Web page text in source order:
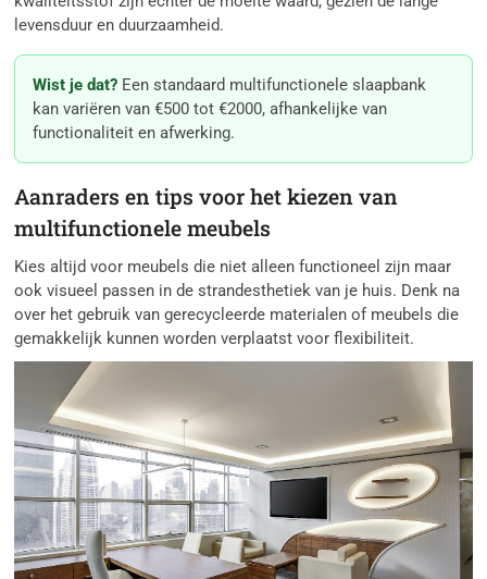
levensduur en duurzaamheid.
Wist je dat? Een standaard multifunctionele slaapbank
kan variëren van €500 tot €2000, afhankelijke van
functionaliteit en afwerking.
Aanraders en tips voor het kiezen van
multifunctionele meubels
Kies altijd voor meubels die niet alleen functioneel zijn maar
ook visueel passen in de strandesthetiek van je huis. Denk na
over het gebruik van gerecycleerde materialen of meubels die
gemakkelijk kunnen worden verplaatst voor flexibiliteit.